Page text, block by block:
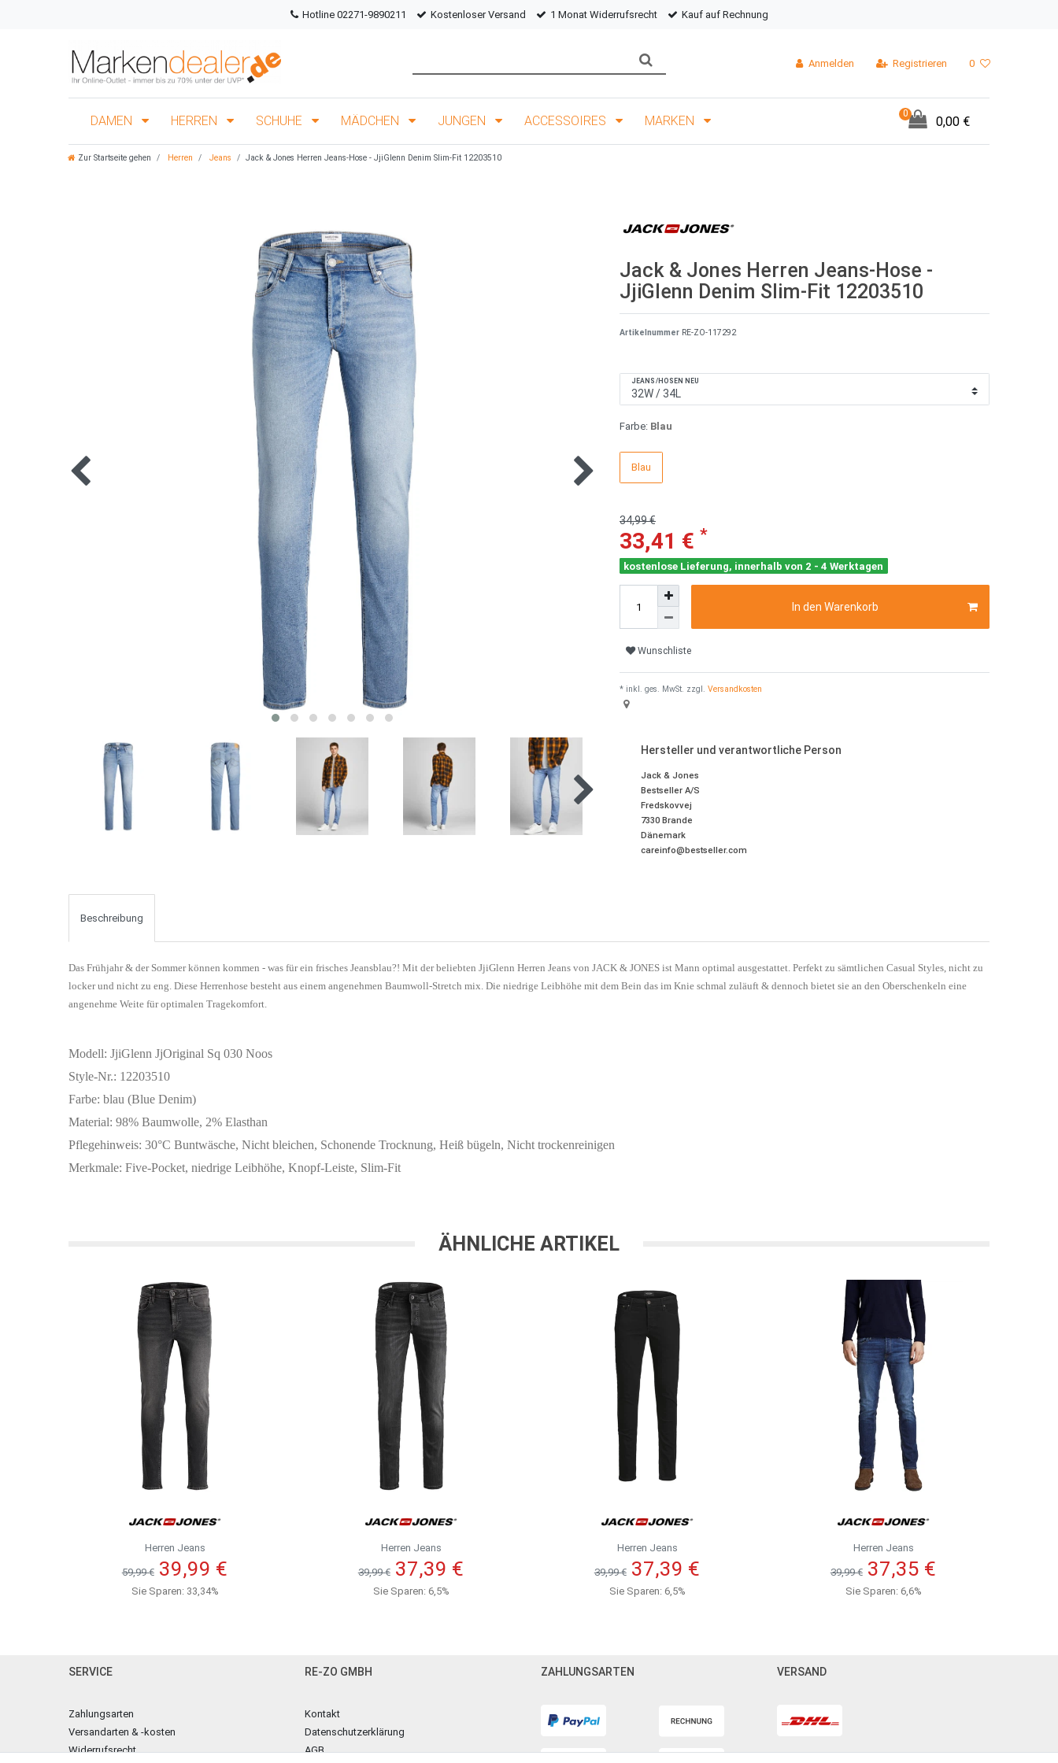
Hotline 02271-9890211 Kostenloser Versand 1 Monat Widerrufsrecht Kauf auf Rechnung
Anmelden Registrieren 0
DAMEN HERREN SCHUHE MÄDCHEN JUNGEN ACCESSOIRES MARKEN
0
0,00 €
Zur Startseite gehen Herren Jeans Jack & Jones Herren Jeans-Hose - JjiGlenn Denim Slim-Fit 12203510
Jack & Jones Herren Jeans-Hose -
JjiGlenn Denim Slim-Fit 12203510
Artikelnummer RE-ZO-117292
JEANS/HOSEN NEU
Farbe: Blau
Blau
34,99 €
33,41 € *
kostenlose Lieferung, innerhalb von 2 - 4 Werktagen
In den Warenkorb
Wunschliste
* inkl. ges. MwSt. zzgl. Versandkosten
Hersteller und verantwortliche Person
Jack & Jones
Bestseller A/S
Fredskovvej
7330 Brande
Dänemark
careinfo@bestseller.com
Beschreibung
Das Frühjahr & der Sommer können kommen - was für ein frisches Jeansblau?! Mit der beliebten JjiGlenn Herren Jeans von JACK & JONES ist Mann optimal ausgestattet. Perfekt zu sämtlichen Casual Styles, nicht zu
locker und nicht zu eng. Diese Herrenhose besteht aus einem angenehmen Baumwoll-Stretch mix. Die niedrige Leibhöhe mit dem Bein das im Knie schmal zuläuft & dennoch bietet sie an den Oberschenkeln eine
angenehme Weite für optimalen Tragekomfort.
Modell: JjiGlenn JjOriginal Sq 030 Noos
Style-Nr.: 12203510
Farbe: blau (Blue Denim)
Material: 98% Baumwolle, 2% Elasthan
Pflegehinweis: 30°C Buntwäsche, Nicht bleichen, Schonende Trocknung, Heiß bügeln, Nicht trockenreinigen
Merkmale: Five-Pocket, niedrige Leibhöhe, Knopf-Leiste, Slim-Fit
ÄHNLICHE ARTIKEL
Herren Jeans
59,99 € 39,99 €
Sie Sparen: 33,34%
Herren Jeans
39,99 € 37,39 €
Sie Sparen: 6,5%
Herren Jeans
39,99 € 37,39 €
Sie Sparen: 6,5%
Herren Jeans
39,99 € 37,35 €
Sie Sparen: 6,6%
SERVICE
Zahlungsarten
Versandarten & -kosten
Widerrufsrecht
RE-ZO GMBH
Kontakt
Datenschutzerklärung
AGB
ZAHLUNGSARTEN VERSAND